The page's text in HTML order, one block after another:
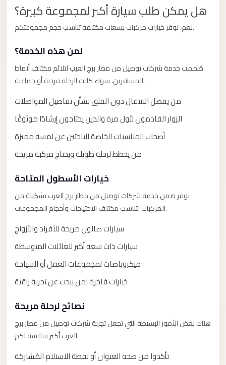
هل يمكن طلب سيارة أكبر لمجموعة كبيرة؟
نعم، نوفر خيارات مركبات بسعات مختلفة تناسب حجم مجموعتكم.
لمن هذه الخدمة؟
صُممت خدمة شركات توصيل من مطار برج العرب لتلائم مختلف أنماط
المسافرين، سواء كانت الرحلة فردية أو جماعية.
من يفضل الانتقال دون القلق بشأن تفاصيل المواصلات
الزوار القادمون لأول مرة والذين يحتاجون إرشادًا موثوقًا
أصحاب المناسبات الخاصة الباحثين عن لمسة مميزة
من يخطط لرحلة طويلة ويحتاج مركبة مريحة
خيارات الأسطول المتاحة
نوفر ضمن خدمة شركات توصيل من مطار برج العرب تشكيلة من
المركبات لتناسب مختلف الاحتياجات وأحجام المجموعات.
سيارات صالون مريحة للأفراد والأزواج
سيارات ذات سعة أكبر للعائلات المتوسطة
ميكروباصات لمجموعات العمل أو السياحة
خيارات فاخرة لمن يبحث عن تجربة راقية
نصائح لرحلة مريحة
هناك بعض الأمور البسيطة التي تجعل تجربة شركات توصيل من مطار برج
العرب أكثر سلاسة لكم.
تأكدوا من صحة العنوان أو نقطة الاستلام المُشاركة
Suez
Taxi
Limousine
Sphinx
Airport
Taxi
Sphinx
Airport
Service
Sphinx
Airport
Limousine
shuttle
cairo
airport
Sheikh
Taxi
sharm